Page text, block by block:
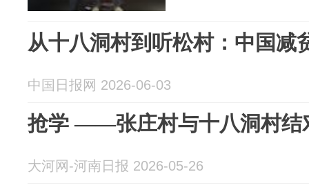
从十八洞村到听松村：中国减
中国日报网 2026-06-03
抢学 ——张庄村与十八洞村结
大河网-河南日报 2026-05-26